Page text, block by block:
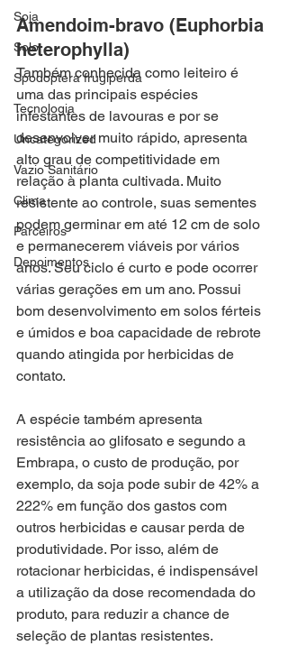
Soja
Solo
Spodoptera frugiperda
Tecnologia
Uncategorized
Vazio Sanitário
Clima
Parceiros
Depoimentos
Amendoim-bravo (Euphorbia
heterophylla)
Também conhecida como leiteiro é
uma das principais espécies
infestantes de lavouras e por se
desenvolver muito rápido, apresenta
alto grau de competitividade em
relação à planta cultivada. Muito
resistente ao controle, suas sementes
podem germinar em até 12 cm de solo
e permanecerem viáveis por vários
anos. Seu ciclo é curto e pode ocorrer
várias gerações em um ano. Possui
bom desenvolvimento em solos férteis
e úmidos e boa capacidade de rebrote
quando atingida por herbicidas de
contato.
A espécie também apresenta
resistência ao glifosato e segundo a
Embrapa, o custo de produção, por
exemplo, da soja pode subir de 42% a
222% em função dos gastos com
outros herbicidas e causar perda de
produtividade. Por isso, além de
rotacionar herbicidas, é indispensável
a utilização da dose recomendada do
produto, para reduzir a chance de
seleção de plantas resistentes.